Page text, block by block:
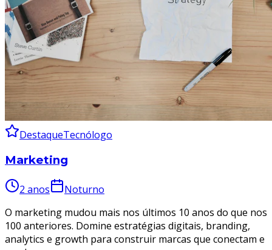
DestaqueTecnólogo
Marketing
2 anos
Noturno
O marketing mudou mais nos últimos 10 anos do que nos
100 anteriores. Domine estratégias digitais, branding,
analytics e growth para construir marcas que conectam e